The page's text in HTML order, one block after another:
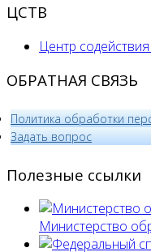
ЦСТВ
Центр
ОБРАТНАЯ СВЯЗЬ
Политика обработки
­Задать вопрос
Полезные ссылки
Министерство